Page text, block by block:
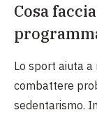
Cosa
Lo sport aiuta
combattere
sedentarismo.